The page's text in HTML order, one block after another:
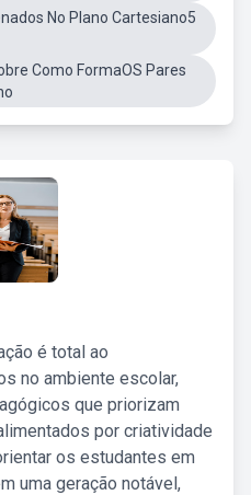
No Plano Cartesiano5
Como FormaOS Pares
é total ao
no ambiente escolar,
que priorizam
por criatividade
os estudantes em
uma geração notável,